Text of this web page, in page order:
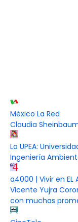
México La Red
Claudia
La UPEA:
Ingeniería
a4000 | Vivir en EL
Vicente Yujra
con muchas